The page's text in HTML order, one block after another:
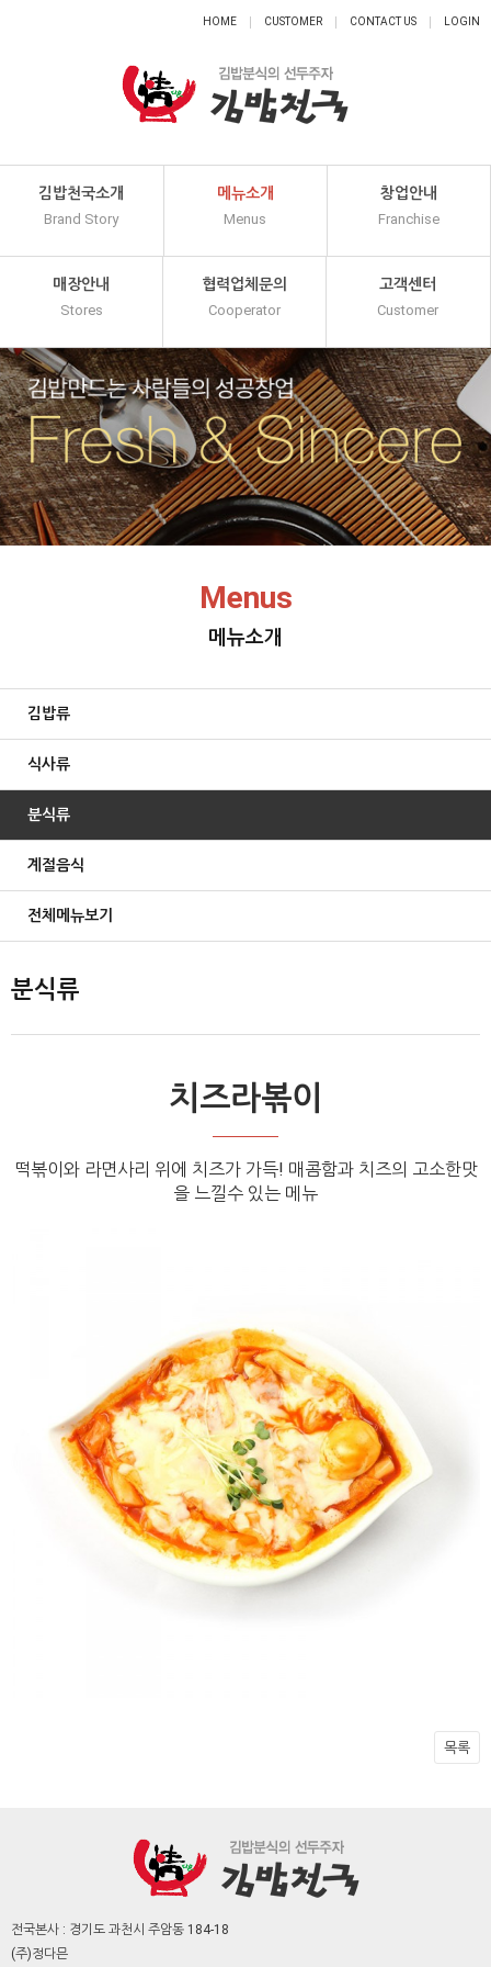
HOME CUSTOMER CONTACT US LOGIN
김밥천국소개
Brand Story
메뉴소개
Menus
창업안내
Franchise
매장안내
Stores
협력업체문의
Cooperator
고객센터
Customer
Menus
메뉴소개
김밥류
식사류
분식류
계절음식
전체메뉴보기
분식류
치즈라볶이
떡볶이와 라면사리 위에 치즈가 가득! 매콤함과 치즈의 고소한맛
을 느낄수 있는 메뉴
목록
전국본사 : 경기도 과천시 주암동 184-18
(주)정다믄